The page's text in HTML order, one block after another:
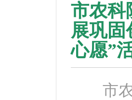
市农科
展巩固
心愿”
市农